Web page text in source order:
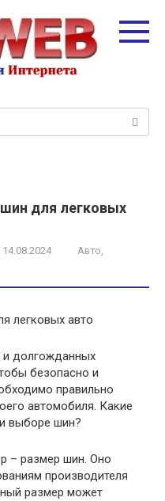
для легковых
14.08.2024
Авто,
легковых авто
и долгожданных
безопасно и
правильно
автомобиля. Какие
выборе шин?
– размер шин. Оно
производителя
размер может